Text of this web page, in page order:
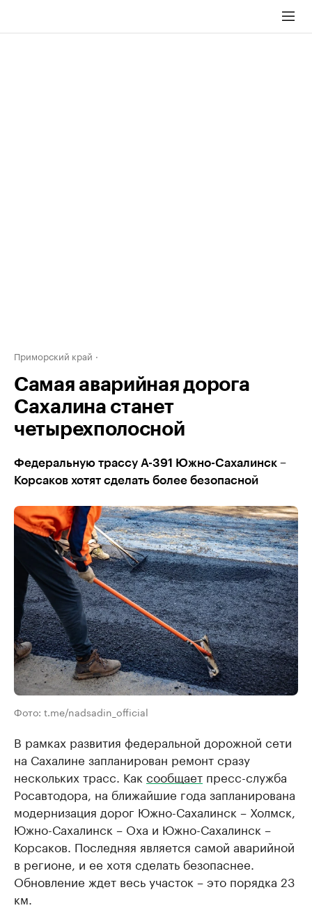
Приморский край
Самая аварийная дорога
Сахалина станет
четырехполосной
Федеральную трассу А-391 Южно-Сахалинск –
Корсаков хотят сделать более безопасной
Фото: t.me/nadsadin_official
В рамках развития федеральной дорожной сети
на Сахалине запланирован ремонт сразу
нескольких трасс. Как сообщает пресс-служба
Росавтодора, на ближайшие года запланирована
модернизация дорог Южно-Сахалинск – Холмск,
Южно-Сахалинск – Оха и Южно-Сахалинск –
Корсаков. Последняя является самой аварийной
в регионе, и ее хотя сделать безопаснее.
Обновление ждет весь участок – это порядка 23
км.